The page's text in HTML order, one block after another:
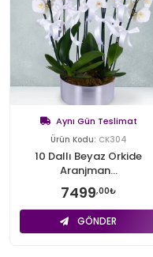
Aynı Gün Teslimat
Ürün Kodu: CK304
10 Dallı Beyaz Orkide
Aranjman...
7499,00₺
GÖNDER